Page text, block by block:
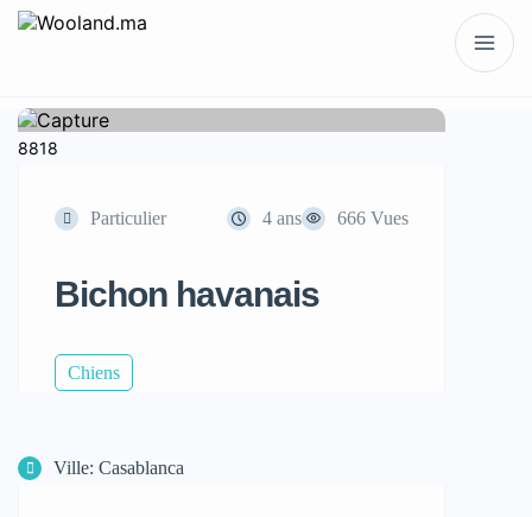
8818
Particulier 4 ans 666 Vues
Bichon havanais
Chiens
Ville: Casablanca